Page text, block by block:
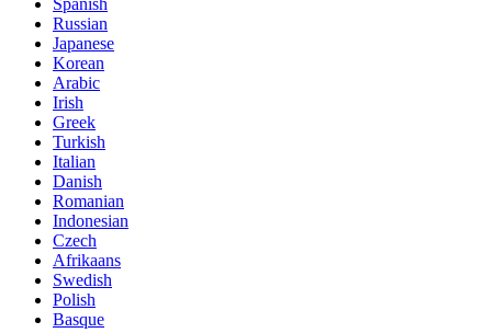
Spanish
Russian
Japanese
Korean
Arabic
Irish
Greek
Turkish
Italian
Danish
Romanian
Indonesian
Czech
Afrikaans
Swedish
Polish
Basque